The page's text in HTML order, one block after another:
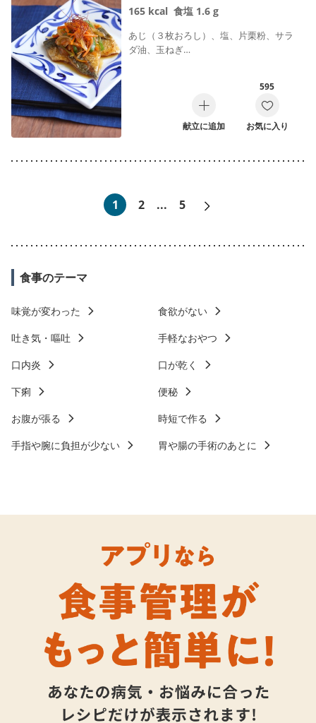
165 kcal 食塩 1.6 g
あじ（３枚おろし）、塩、片栗粉、サラ
ダ油、玉ねぎ…
献立に追加
595
お気に入り
1 2 ... 5
食事のテーマ
味覚が変わった
食欲がない
吐き気・嘔吐
手軽なおやつ
口内炎
口が乾く
下痢
便秘
お腹が張る
時短で作る
手指や腕に負担が少ない
胃や腸の手術のあとに